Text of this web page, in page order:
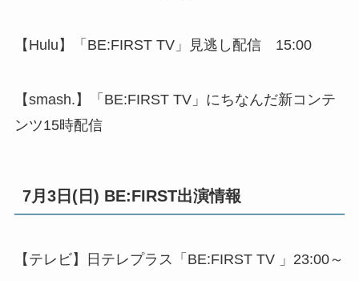
【Hulu】「BE:FIRST TV」見逃し配信 15:00
【smash.】「BE:FIRST TV」にちなんだ新コンテ
ンツ15時配信
7月3日(日) BE:FIRST出演情報
【テレビ】日テレプラス「BE:FIRST TV 」23:00～